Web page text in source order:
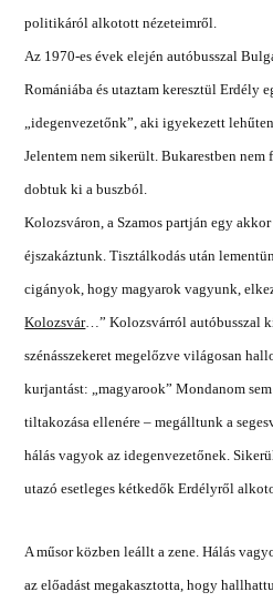
politikáról alkotott nézeteimről.
Az 1970-es évek elején autóbusszal
Romániába és utaztam keresztül Erdély
„idegenvezetőnk”, aki igyekezett
Jelentem nem sikerült. Bukarestben
dobtuk ki a buszból.
Kolozsváron, a Szamos partján egy
éjszakáztunk. Tisztálkodás után
cigányok, hogy magyarok vagyunk,
Kolozsvár…” Kolozsvárról autóbusszal
szénásszekeret megelőzve világosan
kurjantást: „magyarook” Mondanom
tiltakozása ellenére – megálltunk a
hálás vagyok az idegenvezetőnek.
utazó esetleges kétkedők Erdélyről
A műsor közben leállt a zene. Hálás
az előadást megakasztotta, hogy